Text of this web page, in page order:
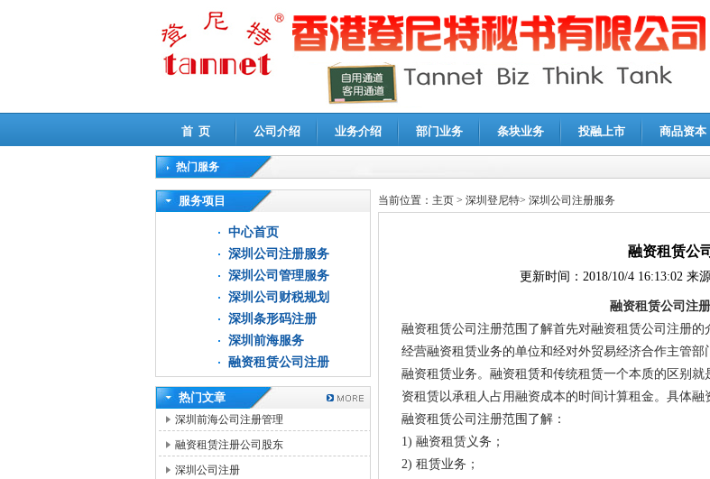
首 页 公司介绍 业务介绍 部门业务 条块业务 投融上市 商品资本
热门服务
高新技术企业认定审计|企业所得税汇算清缴申报鉴证
服务项目
中心首页
深圳公司注册服务
深圳公司管理服务
深圳公司财税规划
深圳条形码注册
深圳前海服务
融资租赁公司注册
热门文章
深圳前海公司注册管理
融资租赁注册公司股东
深圳公司注册
当前位置： 主页 > 深圳登尼特> 深圳公司注册服务
融资租赁公
更新时间： 2018/10/4 16:13:02来源
融资租赁公司注
融资租赁公司注册范围了解首先对融资租赁公司注册
经营融资租赁业务的单位和经对外贸易经济合作主管
融资租赁业务。融资租赁和传统租赁一个本质的区别
资租赁以承租人占用融资成本的时间计算租金。具体融
融资租赁公司注册范围了解：
1) 融资租赁义务；
2) 租赁业务；